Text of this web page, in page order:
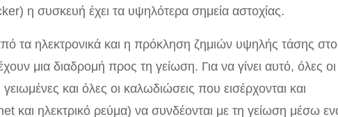
η συσκευή έχει τα υψηλότερα σημεία αστοχίας.
τα ηλεκτρονικά και η πρόκληση ζημιών υψηλής τάσης στο
μια διαδρομή προς τη γείωση. Για να γίνει αυτό, όλες οι
και όλες οι καλωδιώσεις που εισέρχονται και
και ηλεκτρικό ρεύμα) να συνδέονται με τη γείωση μέσω